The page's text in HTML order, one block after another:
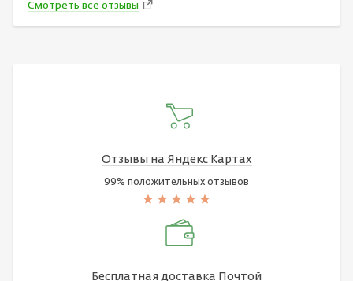
Смотреть все отзывы
Отзывы на Яндекс Картах
99% положительных отзывов
Бесплатная доставка Почтой